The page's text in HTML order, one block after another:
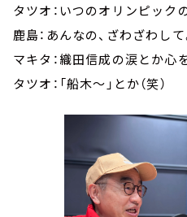
タツオ：いつのオリンピック
鹿島：あんなの、ざわざわし
マキタ：織田信成の涙とか心
タツオ：「船木～」とか（笑）